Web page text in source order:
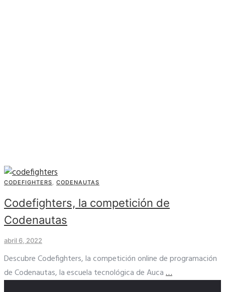
CODEFIGHTERS CODENAUTAS
Codefighters, la competición de
Codenautas
abril 6, 2022
Descubre Codefighters, la competición online de programación
de Codenautas, la escuela tecnológica de Auca…